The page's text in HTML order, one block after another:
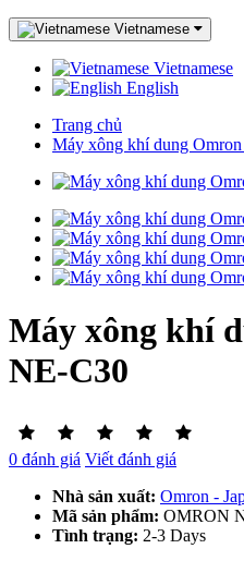
Vietnamese
Vietnamese
English
Trang chủ
Máy xông khí dung
Máy xông khí
NE-C30
0 đánh giá Viết đánh giá
Nhà sản xuất: Omron -
Mã sản phẩm: OMRON
Tình trạng: 2-3 Days